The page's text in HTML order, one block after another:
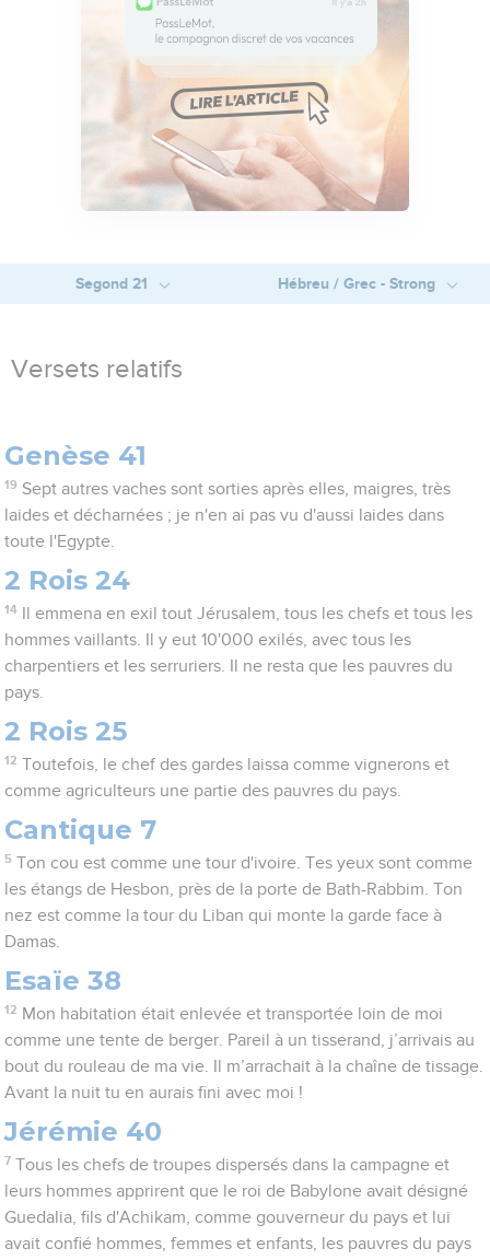
Segond 21 Hébreu / Grec - Strong
Versets relatifs
Genèse 41
19 Sept autres vaches sont sorties après elles, maigres, très
laides et décharnées ; je n'en ai pas vu d'aussi laides dans
toute l'Egypte.
2 Rois 24
14
Il emmena en exil tout Jérusalem, tous les chefs et tous les
hommes vaillants. Il y eut 10'000 exilés, avec tous les
charpentiers et les serruriers. Il ne resta que les pauvres du
pays.
2 Rois 25
12 Toutefois, le chef des gardes laissa comme vignerons et
comme agriculteurs une partie des pauvres du pays.
Cantique 7
5 Ton cou est comme une tour d'ivoire. Tes yeux sont comme
les étangs de Hesbon, près de la porte de Bath-Rabbim. Ton
nez est comme la tour du Liban qui monte la garde face à
Damas.
Esaïe 38
12 Mon habitation était enlevée et transportée loin de moi
comme une tente de berger. Pareil à un tisserand, j’arrivais au
bout du rouleau de ma vie. Il m’arrachait à la chaîne de tissage.
Avant la nuit tu en aurais fini avec moi !
Jérémie 40
7 Tous les chefs de troupes dispersés dans la campagne et
leurs hommes apprirent que le roi de Babylone avait désigné
Guedalia, fils d'Achikam, comme gouverneur du pays et lui
avait confié hommes, femmes et enfants, les pauvres du pays